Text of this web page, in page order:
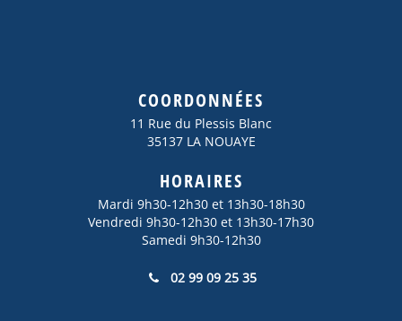
COORDONNÉES
11 Rue du Plessis Blanc
35137 LA NOUAYE
HORAIRES
Mardi 9h30-12h30 et 13h30-18h30
Vendredi 9h30-12h30 et 13h30-17h30
Samedi 9h30-12h30
02 99 09 25 35